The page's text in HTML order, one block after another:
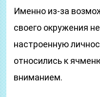
Именно из-за
своего окружения
настроенную
относились к
вниманием.